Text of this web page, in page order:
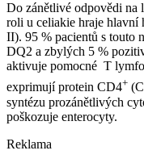
Do zánětlivé odpovědi na
roli u celiakie hraje
II). 95 % pacientů s touto
DQ2 a zbylých 5 %
aktivuje pomocné T
exprimují protein CD4+
syntézu prozánětlivých
poškozuje enterocyty.
Reklama